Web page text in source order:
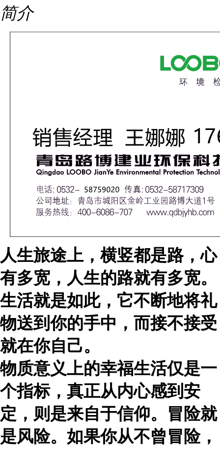
简介
人生旅途上，横竖都是路，心
有多宽，人生的路就有多宽。
生活就是如此，它不断地将礼
物送到你的手中，而接不接受
就在你自己。
物质意义上的幸福生活仅是一
个指标，真正从内心感到安
定，则是来自于信仰。冒险就
是风险。如果你从不曾冒险，